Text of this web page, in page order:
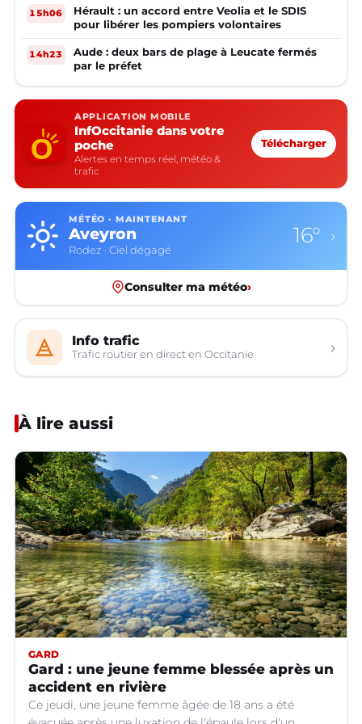
15h06
Hérault : un accord entre Veolia et le SDIS
pour libérer les pompiers volontaires
14h23
Aude : deux bars de plage à Leucate fermés
par le préfet
APPLICATION MOBILE
InfOccitanie dans votre
poche
Alertes en temps réel, météo &
trafic
Télécharger
MÉTÉO · MAINTENANT
Aveyron
Rodez · Ciel dégagé
16° ›
Consulter ma météo›
Info trafic
Trafic routier en direct en Occitanie ›
À lire aussi
GARD
Gard : une jeune femme blessée après un
accident en rivière
Ce jeudi, une jeune femme âgée de 18 ans a été